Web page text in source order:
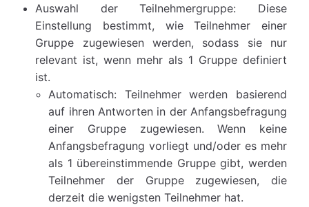
Auswahl der Teilnehmergruppe: Diese
Einstellung bestimmt, wie Teilnehmer einer
Gruppe zugewiesen werden, sodass sie nur
relevant ist, wenn mehr als 1 Gruppe definiert
ist.
Automatisch: Teilnehmer werden basierend
auf ihren Antworten in der Anfangsbefragung
einer Gruppe zugewiesen. Wenn keine
Anfangsbefragung vorliegt und/oder es mehr
als 1 übereinstimmende Gruppe gibt, werden
Teilnehmer der Gruppe zugewiesen, die
derzeit die wenigsten Teilnehmer hat.